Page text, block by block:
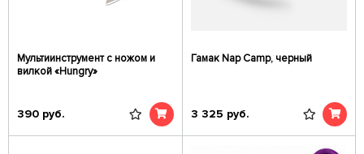
Мультиинструмент с ножом и
вилкой «Hungry»
390 руб.
Гамак Nap Camp, черный
3 325 руб.